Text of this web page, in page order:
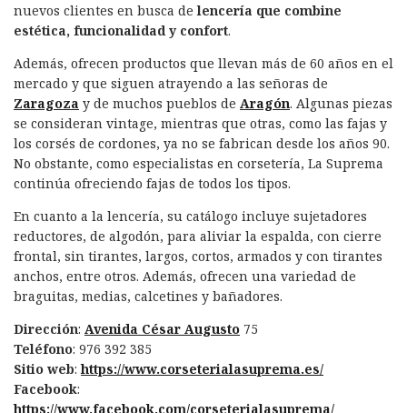
nuevos clientes en busca delencería que combine
estética, funcionalidad y confort.
Además, ofrecen productos que llevan más de 60 años en el
mercado y que siguen atrayendo a las señoras de
Zaragoza y de muchos pueblos de Aragón. Algunas piezas
se consideran vintage, mientras que otras, como las fajas y
los corsés de cordones, ya no se fabrican desde los años 90.
No obstante, como especialistas en corsetería, La Suprema
continúa ofreciendo fajas de todos los tipos.
En cuanto a la lencería, su catálogo incluye sujetadores
reductores, de algodón, para aliviar la espalda, con cierre
frontal, sin tirantes, largos, cortos, armados y con tirantes
anchos, entre otros. Además, ofrecen una variedad de
braguitas, medias, calcetines y bañadores.
Dirección: Avenida César Augusto 75
Teléfono: 976 392 385
Sitio web:https://www.corseterialasuprema.es/
Facebook:
https://www.facebook.com/corseterialasuprema/